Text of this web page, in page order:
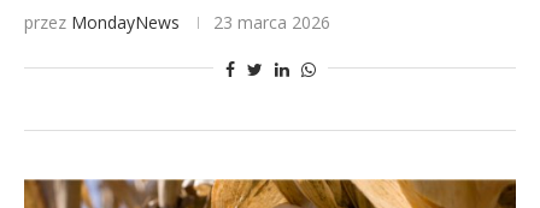
przez MondayNews 23 marca 2026